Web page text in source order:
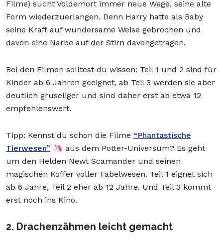
Filme) sucht Voldemort immer neue Wege, seine alte
Form wiederzuerlangen. Denn Harry hatte als Baby
seine Kraft auf wundersame Weise gebrochen und
davon eine Narbe auf der Stirn davongetragen.
Bei den Filmen solltest du wissen: Teil 1 und 2 sind für
Kinder ab 6 Jahren geeignet, ab Teil 3 werden sie aber
deutlich gruseliger und sind daher erst ab etwa 12
empfehlenswert.
Tipp: Kennst du schon die Filme “Phantastische
Tierwesen” 🦄 aus dem Potter-Universum? Es geht
um den Helden Newt Scamander und seinen
magischen Koffer voller Fabelwesen. Teil 1 eignet sich
ab 6 Jahre, Teil 2 eher ab 12 Jahre. Und Teil 3 kommt
erst noch ins Kino.
2. Drachenzähmen leicht gemacht